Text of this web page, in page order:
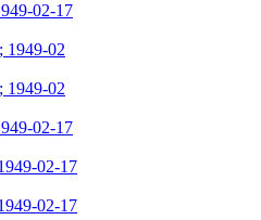
02-17
1949-02
1949-02
02-17
02-17
02-17